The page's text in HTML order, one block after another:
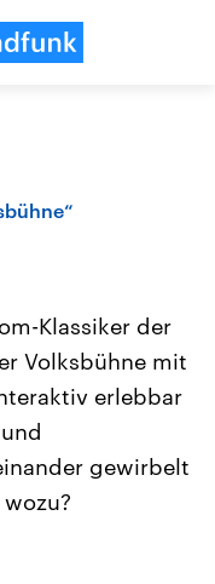
Aktuelle Beiträge,
und
die Vereinigten
Klassiker der
Volksbühne mit
erlebbar
gewirbelt